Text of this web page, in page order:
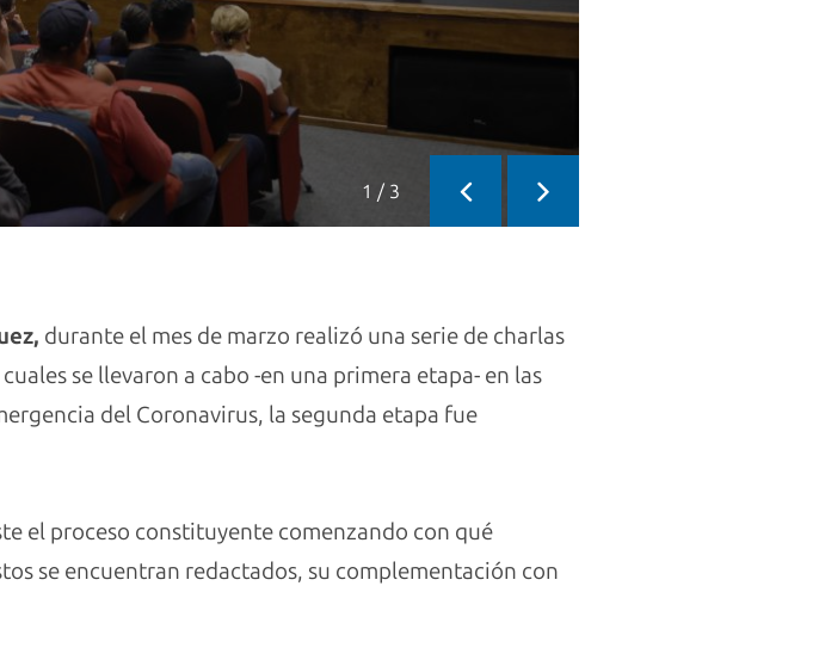
1 / 3 PreviousNext
durante el mes de marzo realizó una serie de charlas
se llevaron a cabo -en una primera etapa- en las
del Coronavirus, la segunda etapa fue
el proceso constituyente comenzando con qué
se encuentran redactados, su complementación con